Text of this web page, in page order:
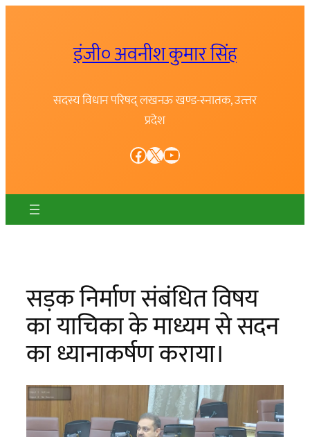
इंजी० अवनीश कुमार सिंह
सदस्य विधान परिषद् लखनऊ खण्ड-स्नातक, उत्त्तर
प्रदेश
Facebook X YouTube
सड़क निर्माण संबंधित विषय
का याचिका के माध्यम से सदन
का ध्यानाकर्षण कराया।